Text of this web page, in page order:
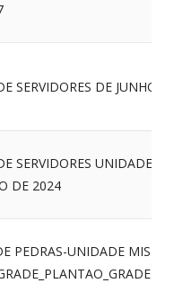
SERVIDORES DE JUNHO
SERVIDORES UNIDADE
DE 2024
PEDRAS-UNIDADE